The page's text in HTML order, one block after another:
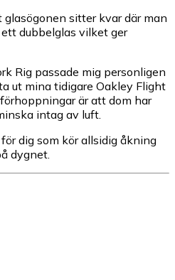
sitter kvar där man
dubbelglas vilket ger
Rig passade mig personligen
ut mina tidigare Oakley Flight
är att dom har
intag av luft.
dig som kör allsidig åkning
dygnet.